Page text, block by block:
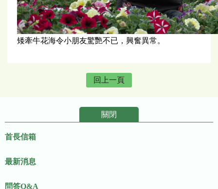
矮牽牛花海令小朋友驚艷不已，興奮異常。
回上一頁
關閉
首長信箱
最新消息
問答Q&A